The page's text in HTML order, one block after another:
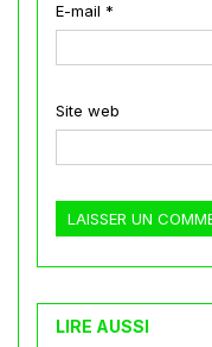
E-mail *
Site web
LIRE AUSSI